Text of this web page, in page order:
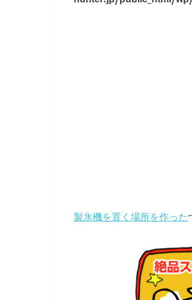
製氷機を置く場所を作った